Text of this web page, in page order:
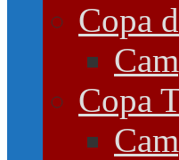
Copa
Copa